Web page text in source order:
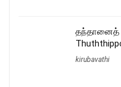
தந்தானைத்
kirubavathi